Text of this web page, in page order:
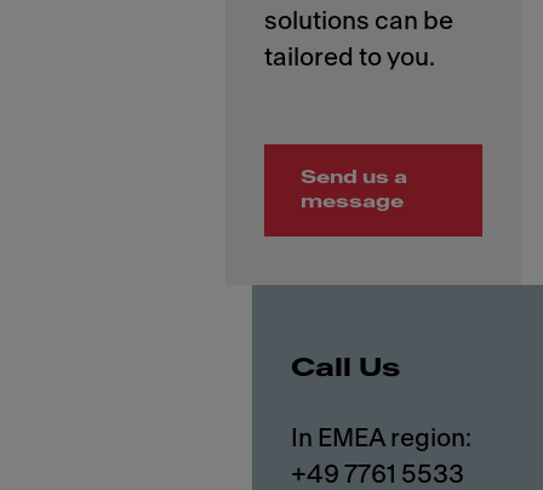
solutions can be
Send us a
message
Call Us
In EMEA region:
+49 7761 5533